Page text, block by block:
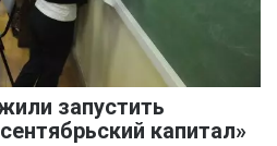
запустить
капитал»